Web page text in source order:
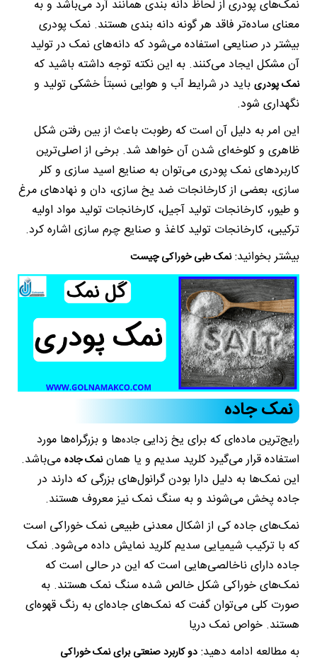
نمک‌های پودری از لحاظ دانه بندی همانند آرد می‌باشد و به
معنای ساده‌تر فاقد هر گونه دانه بندی هستند. نمک پودری
بیشتر در صنایعی استفاده می‌شود که دانه‌های نمک در تولید
آن مشکل ایجاد می‌کنند. به این نکته توجه داشته باشید که
نمک پودری باید در شرایط آب و هوایی نسبتاً خشکی تولید و
نگهداری شود.
این امر به دلیل آن است که رطوبت باعث از بین رفتن شکل
ظاهری و کلوخه‌ای شدن آن خواهد شد. برخی از اصلی‌ترین
کاربردهای نمک پودری می‌توان به صنایع اسید سازی و کلر
سازی، بعضی از کارخانجات ضد یخ سازی، دان و نهادهای مرغ
و طیور، کارخانجات تولید آجیل، کارخانجات تولید مواد اولیه
ترکیبی، کارخانجات تولید کاغذ و صنایع چرم سازی اشاره کرد.
بیشتر بخوانید:نمک طبی خوراکی چیست
نمک جاده
رایج‌ترین ماده‌ای که برای یخ زداییجاده‌ها و بزرگراه‌ها مورد
استفاده قرار می‌گیرد کلرید سدیم و یا هماننمک جاده می‌باشد.
این نمک‌ها به دلیل دارا بودن گرانول‌های بزرگی که دارند در
جاده پخش می‌شوند و به سنگ نمک نیز معروف هستند.
نمک‌های جاده کی از اشکال معدنی طبیعی نمک خوراکی است
که با ترکیب شیمیایی سدیم کلرید نمایش داده می‌شود. نمک
جاده دارای ناخالصی‌هایی است که این در حالی است که
نمک‌های خوراکی شکل خالص شده سنگ نمک هستند. به
صورت کلی می‌توان گفت که نمک‌های جاده‌ای به رنگ قهوه‌ای
هستند. خواص نمک دریا
به مطالعه ادامه دهید: دو کاربرد صنعتی برای نمک خوراکی